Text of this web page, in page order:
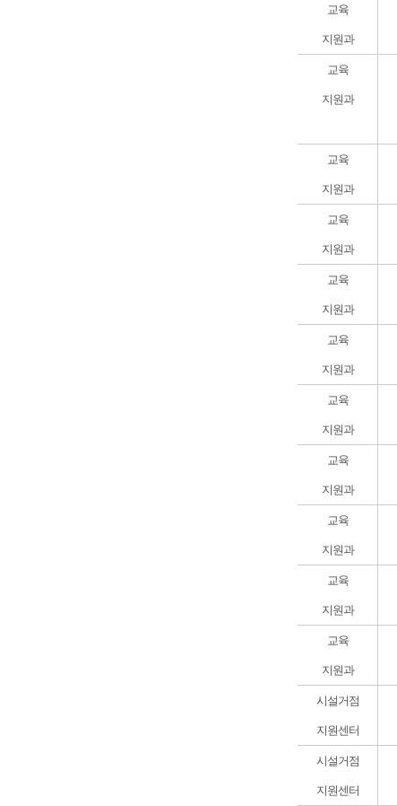
교육
지원과
교육
지원과
교육
지원과
교육
지원과
교육
지원과
교육
지원과
교육
지원과
교육
지원과
교육
지원과
교육
지원과
교육
지원과
시설거점
지원센터
시설거점
지원센터